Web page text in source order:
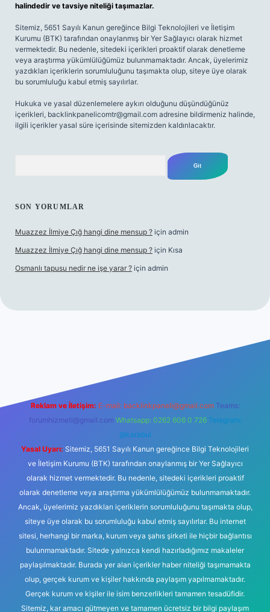
halindedir ve tavsiye niteliği taşımazlar.
Sitemiz, 5651 Sayılı Kanun gereğince Bilgi Teknolojileri ve İletişim
Kurumu (BTK) tarafından onaylanmış bir Yer Sağlayıcı olarak hizmet
vermektedir. Bu nedenle, sitedeki içerikleri proaktif olarak denetleme
veya araştırma yükümlülüğümüz bulunmamaktadır. Ancak, üyelerimiz
yazdıkları içeriklerin sorumluluğunu taşımakta olup, siteye üye olarak
bu sorumluluğu kabul etmiş sayılırlar.
Hukuka ve yasal düzenlemelere aykırı olduğunu düşündüğünüz
içerikleri, backlinkpanelicomtr@gmail.com adresine bildirmeniz halinde,
ilgili içerikler yasal süre içerisinde sitemizden kaldırılacaktır.
SON YORUMLAR
Muazzez İlmiye Çığ hangi dine mensup ? için admin
Muazzez İlmiye Çığ hangi dine mensup ? için Kısa
Osmanlı tapusu nedir ne işe yarar ? için admin
Reklam ve İletişim: E-mail: backlinkpaneli@gmail.com Teams:
forumhizmeti@gmail.com Whatsapp: 0262 606 0 726 Telegram:
@karabul
Yasal Uyarı: Sitemiz, 5651 Sayılı Kanun gereğince Bilgi Teknolojileri
ve İletişim Kurumu (BTK) tarafından onaylanmış bir Yer Sağlayıcı
olarak hizmet vermektedir. Bu nedenle, sitedeki içerikleri proaktif
olarak denetleme veya araştırma yükümlülüğümüz bulunmamaktadır.
Ancak, üyelerimiz yazdıkları içeriklerin sorumluluğunu taşımakta olup,
siteye üye olarak bu sorumluluğu kabul etmiş sayılırlar. Bu internet
sitesi, herhangi bir marka, kurum veya şahıs şirketi ile hiçbir bağlantısı
bulunmamaktadır. Sitede yalnızca kendi hazırladığımız makaleler
paylaşılmaktadır. Burada yer alan içerikler haber niteliği taşımamakta
olup, gerçek kurum ve kişiler hakkında paylaşım yapılmamaktadır.
Gerçek kurum ve kişiler ile isim benzerlikleri tamamen tesadüfidir.
Sitemiz, kar amacı gütmeyen ve tamamen ücretsiz bir bilgi paylaşım